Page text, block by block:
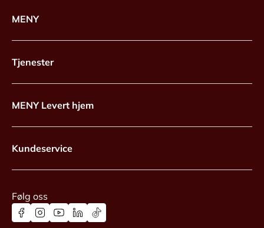
MENY
Tjenester
MENY Levert hjem
Kundeservice
Følg oss